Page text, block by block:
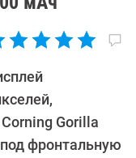
Gorilla
фронтальную